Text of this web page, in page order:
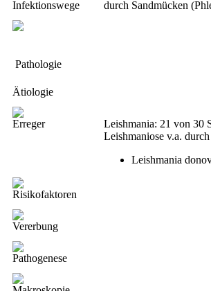
Infektionswege
durch Sandmücken
Pathologie
Ätiologie
Erreger
Leishmania: 21 von 30
Leishmaniose v.a.
Leishmania
Risikofaktoren
Vererbung
Pathogenese